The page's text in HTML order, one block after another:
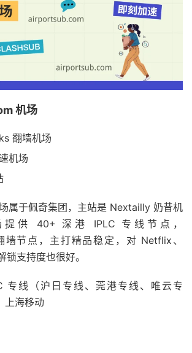
机场
翻墙机场
机场
属于佩奇集团，主站是 Nextailly 奶昔机
供 40+ 深港 IPLC 专线节点，
墙节点，主打精品稳定，对 Netflix、
支持度也很好。
专线（沪日专线、莞港专线、唯云专
上海移动